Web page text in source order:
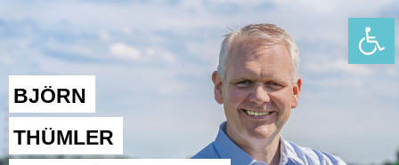
BJÖRN
THÜMLER